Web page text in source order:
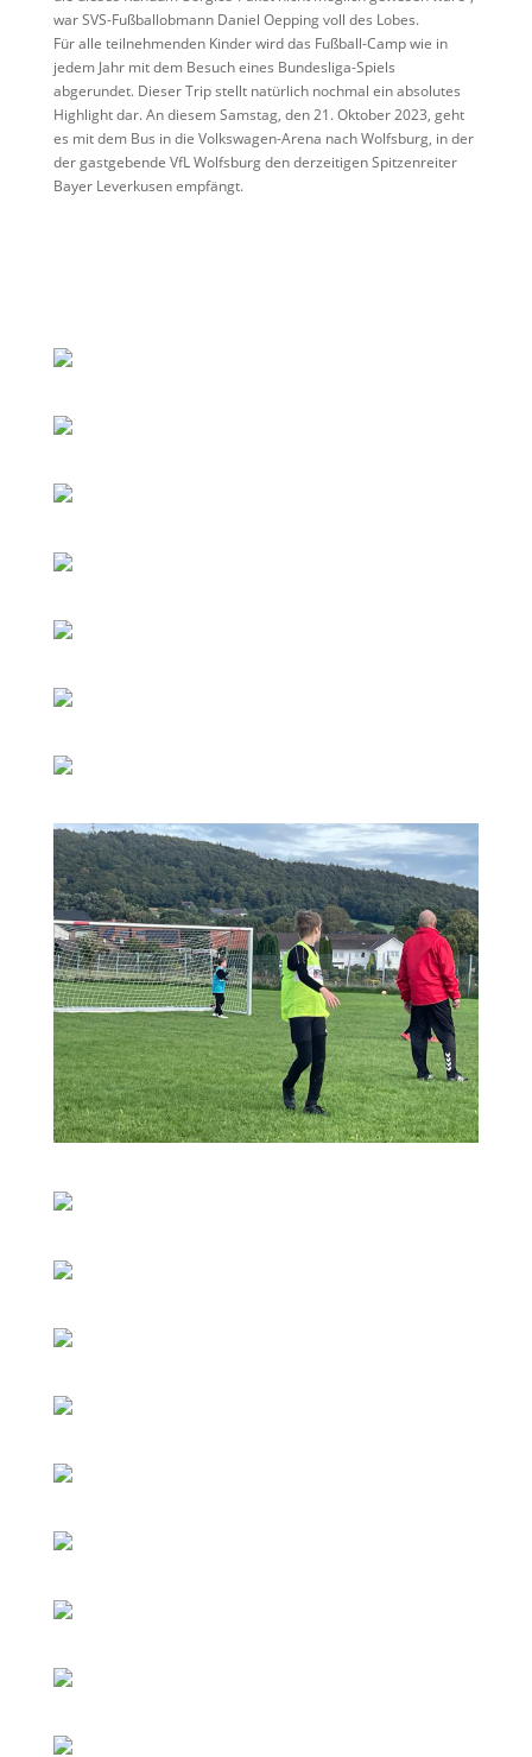
war SVS-Fußballobmann Daniel Oepping voll des Lobes.
Für alle teilnehmenden Kinder wird das Fußball-Camp wie in
jedem Jahr mit dem Besuch eines Bundesliga-Spiels
abgerundet. Dieser Trip stellt natürlich nochmal ein absolutes
Highlight dar. An diesem Samstag, den 21. Oktober 2023, geht
es mit dem Bus in die Volkswagen-Arena nach Wolfsburg, in der
der gastgebende VfL Wolfsburg den derzeitigen Spitzenreiter
Bayer Leverkusen empfängt.